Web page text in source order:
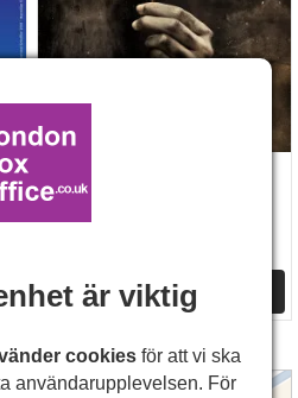
Lyric Theatre
4.7
Mer Info
är viktig
cookies för att vi ska
användarupplevelsen. För